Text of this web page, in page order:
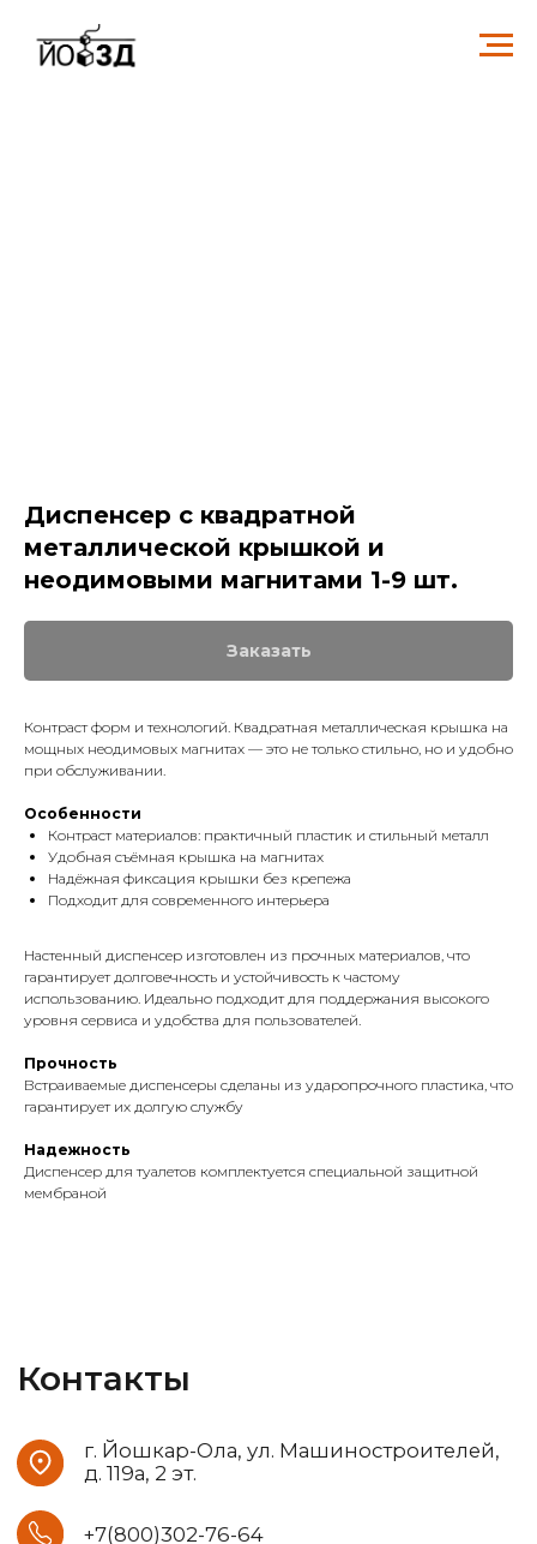
Диспенсер с квадратной
металлической крышкой и
неодимовыми магнитами 1-9 шт.
Заказать
Контраст форм и технологий. Квадратная металлическая крышка на
мощных неодимовых магнитах — это не только стильно, но и удобно
при обслуживании.
Особенности
Контраст материалов: практичный пластик и стильный металл
Удобная съёмная крышка на магнитах
Надёжная фиксация крышки без крепежа
Подходит для современного интерьера
Настенный диспенсер изготовлен из прочных материалов, что
гарантирует долговечность и устойчивость к частому
использованию. Идеально подходит для поддержания высокого
уровня сервиса и удобства для пользователей.
Прочность
Встраиваемые диспенсеры сделаны из ударопрочного пластика, что
гарантирует их долгую службу
Надежность
Диспенсер для туалетов комплектуется специальной защитной
мембраной
Контакты
+7(800)302-76-64
yo.3d.studio.sales@gmail.com